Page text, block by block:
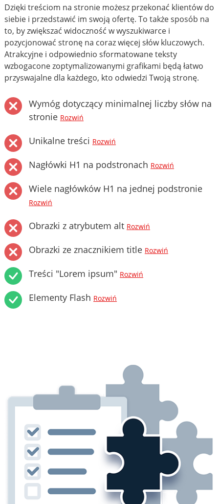
Dzięki treściom na stronie możesz przekonać klientów do
siebie i przedstawić im swoją ofertę. To także sposób na
to, by zwiększać widoczność w wyszukiwarce i
pozycjonować stronę na coraz więcej słów kluczowych.
Atrakcyjne i odpowiednio sformatowane teksty
wzbogacone zoptymalizowanymi grafikami będą łatwo
przyswajalne dla każdego, kto odwiedzi Twoją stronę.
Wymóg dotyczący minimalnej liczby słów na
stronie Rozwiń
Unikalne treści Rozwiń
Nagłówki H1 na podstronach Rozwiń
Wiele nagłówków H1 na jednej podstronie
Rozwiń
Obrazki z atrybutem alt Rozwiń
Obrazki ze znacznikiem title Rozwiń
Treści "Lorem ipsum" Rozwiń
Elementy Flash Rozwiń